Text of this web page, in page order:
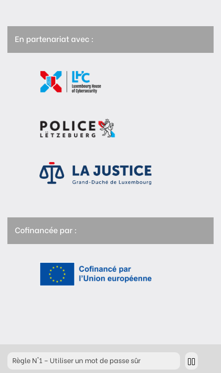
En partenariat avec :
Cofinancée par :
RègleN°1 – Utiliser un mot de passe sûr